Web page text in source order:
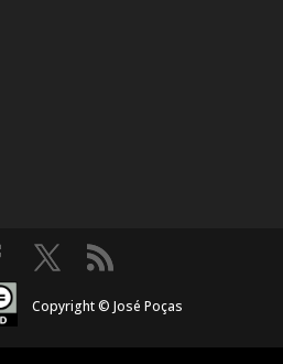
Copyright © José Poças